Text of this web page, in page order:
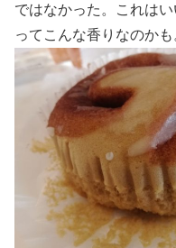
ではなかった。これは
ってこんな香りなのかも